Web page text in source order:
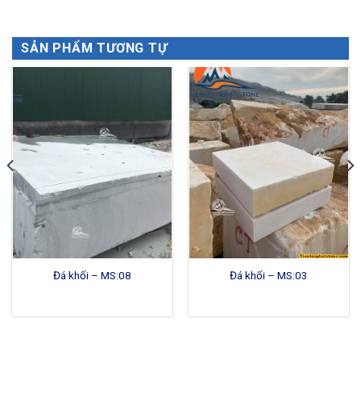
SẢN PHẨM TƯƠNG TỰ
Đá khối – MS:08 Đá khối – MS:03